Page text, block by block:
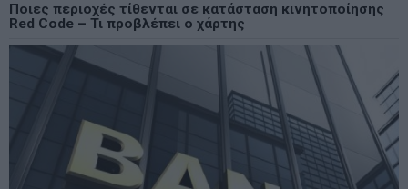
Ποιες περιοχές τίθενται σε κατάσταση κινητοποίησης
Red Code – Τι προβλέπει ο χάρτης